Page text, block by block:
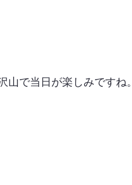
山で当日が楽しみですね。